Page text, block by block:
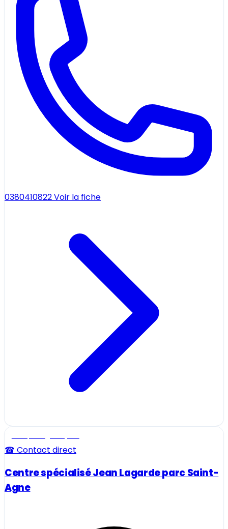
0380410822Voir la fiche
☎ Contact direct
Centre spécialisé Jean Lagarde parc Saint-
Agne